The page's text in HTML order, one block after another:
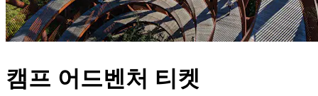
캠프 어드벤처 티켓